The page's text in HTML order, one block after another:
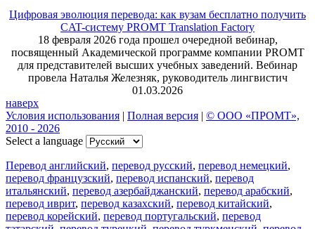
Цифровая эволюция перевода: как вузам бесплатно получить
CAT-систему PROMT Translation Factory
18 февраля 2026 года прошел очередной вебинар,
посвященный Академической программе компании PROMT
для представителей высших учебных заведений. Вебинар
провела Наталья Железняк, руководитель лингвистич
01.03.2026
наверх
Условия использования | Полная версия | © ООО «ПРОМТ»,
2010 - 2026
Select a language
Перевод английский, перевод русский, перевод немецкий,
перевод французский, перевод испанский, перевод
итальянский, перевод азербайджанский, перевод арабский,
перевод иврит, перевод казахский, перевод китайский,
перевод корейский, перевод португальский, перевод